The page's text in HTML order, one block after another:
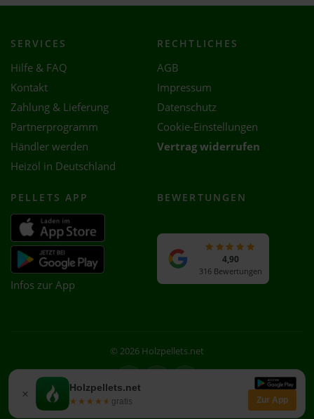
× Holzpellets.net
★★★★★
★★★★★ gratis Zur App
SERVICES
Hilfe & FAQ
Kontakt
Zahlung & Lieferung
Partnerprogramm
Händler werden
Heizöl in Deutschland
RECHTLICHES
AGB
Impressum
Datenschutz
Cookie-Einstellungen
Vertrag widerrufen
PELLETS APP
Infos zur App
BEWERTUNGEN
4,90
316 Bewertungen
© 2026 Holzpellets.net
Facebook